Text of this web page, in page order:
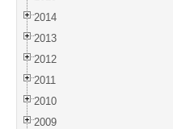
2014
2013
2012
2011
2010
2009